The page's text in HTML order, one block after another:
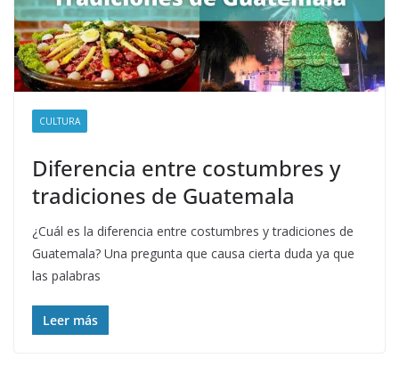
CULTURA
Diferencia entre costumbres y
tradiciones de Guatemala
¿Cuál es la diferencia entre costumbres y tradiciones de
Guatemala? Una pregunta que causa cierta duda ya que
las palabras
Leer más